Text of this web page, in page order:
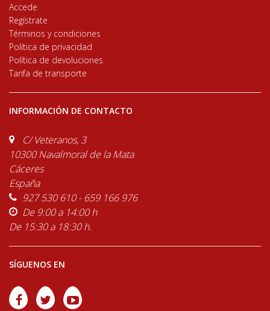
Accede
Regístrate
Términos y condiciones
Política de privacidad
Política de devoluciones
Tarifa de transporte
INFORMACIÓN DE CONTACTO
C/ Veteranos, 3
10300 Navalmoral de la Mata
Cáceres
España
927 530 610 - 659 166 976
De 9:00 a 14:00 h
De 15:30 a 18:30 h.
SÍGUENOS EN